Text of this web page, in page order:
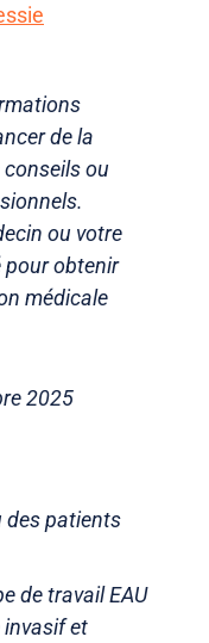
de la
conseils ou
ou votre
pour obtenir
médicale
2025
des patients
de travail EAU
invasif et